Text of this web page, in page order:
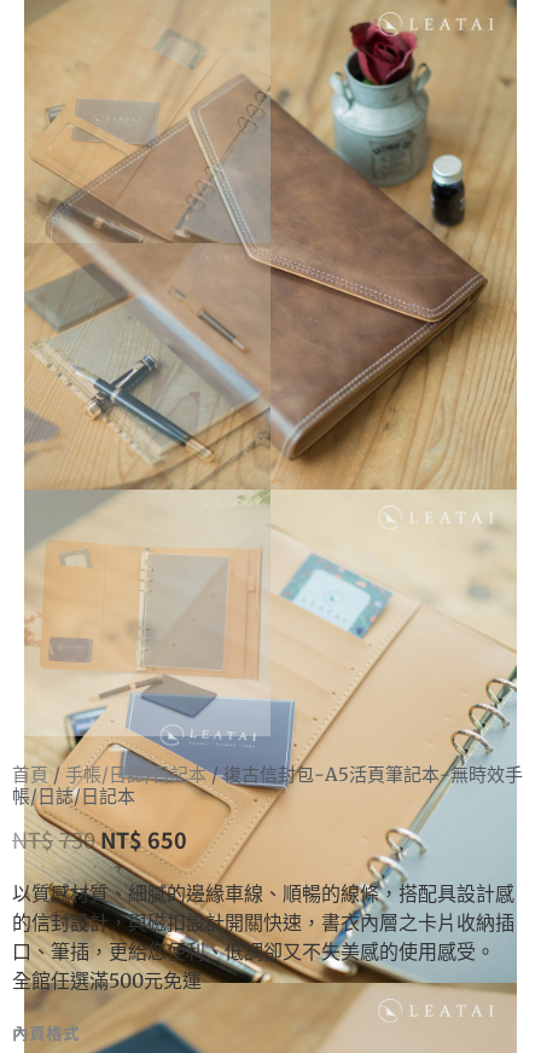
首頁/手帳/日誌/日記本/ 復古信封包-A5活頁筆記本-無時效手
帳/日誌/日記本
NT$730NT$ 650
以質感材質、細膩的邊緣車線、順暢的線條，搭配具設計感
的信封設計，與磁扣設計開關快速，書衣內層之卡片收納插
口、筆插，更給您便利、低調卻又不失美感的使用感受。
全館任選滿500元免運
內頁格式